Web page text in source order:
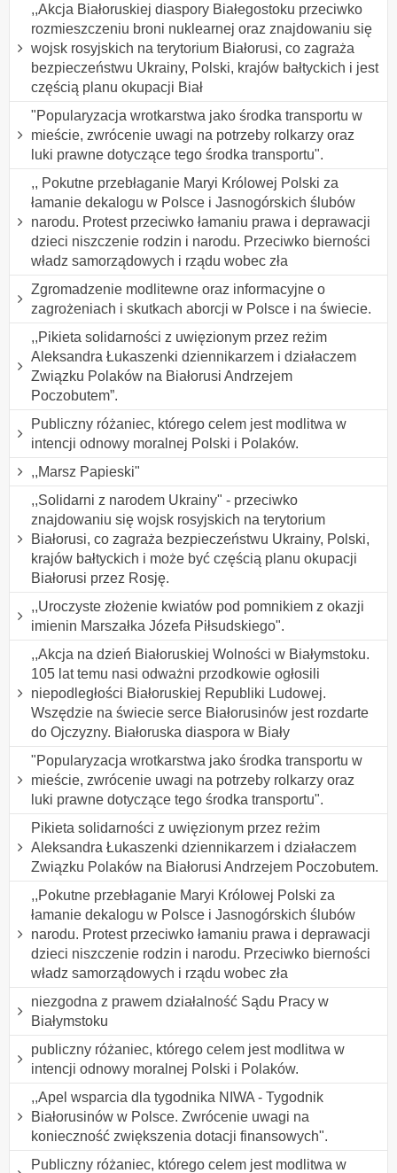
,,Akcja Białoruskiej diaspory Białegostoku przeciwko
rozmieszczeniu broni nuklearnej oraz znajdowaniu się
wojsk rosyjskich na terytorium Białorusi, co zagraża
bezpieczeństwu Ukrainy, Polski, krajów bałtyckich i jest
częścią planu okupacji Biał
"Popularyzacja wrotkarstwa jako środka transportu w
mieście, zwrócenie uwagi na potrzeby rolkarzy oraz
luki prawne dotyczące tego środka transportu".
,, Pokutne przebłaganie Maryi Królowej Polski za
łamanie dekalogu w Polsce i Jasnogórskich ślubów
narodu. Protest przeciwko łamaniu prawa i deprawacji
dzieci niszczenie rodzin i narodu. Przeciwko bierności
władz samorządowych i rządu wobec zła
Zgromadzenie modlitewne oraz informacyjne o
zagrożeniach i skutkach aborcji w Polsce i na świecie.
,,Pikieta solidarności z uwięzionym przez reżim
Aleksandra Łukaszenki dziennikarzem i działaczem
Związku Polaków na Białorusi Andrzejem
Poczobutem”.
Publiczny różaniec, którego celem jest modlitwa w
intencji odnowy moralnej Polski i Polaków.
,,Marsz Papieski"
,,Solidarni z narodem Ukrainy" - przeciwko
znajdowaniu się wojsk rosyjskich na terytorium
Białorusi, co zagraża bezpieczeństwu Ukrainy, Polski,
krajów bałtyckich i może być częścią planu okupacji
Białorusi przez Rosję.
,,Uroczyste złożenie kwiatów pod pomnikiem z okazji
imienin Marszałka Józefa Piłsudskiego".
,,Akcja na dzień Białoruskiej Wolności w Białymstoku.
105 lat temu nasi odważni przodkowie ogłosili
niepodległości Białoruskiej Republiki Ludowej.
Wszędzie na świecie serce Białorusinów jest rozdarte
do Ojczyzny. Białoruska diaspora w Biały
"Popularyzacja wrotkarstwa jako środka transportu w
mieście, zwrócenie uwagi na potrzeby rolkarzy oraz
luki prawne dotyczące tego środka transportu".
Pikieta solidarności z uwięzionym przez reżim
Aleksandra Łukaszenki dziennikarzem i działaczem
Związku Polaków na Białorusi Andrzejem Poczobutem.
,,Pokutne przebłaganie Maryi Królowej Polski za
łamanie dekalogu w Polsce i Jasnogórskich ślubów
narodu. Protest przeciwko łamaniu prawa i deprawacji
dzieci niszczenie rodzin i narodu. Przeciwko bierności
władz samorządowych i rządu wobec zła
niezgodna z prawem działalność Sądu Pracy w
Białymstoku
publiczny różaniec, którego celem jest modlitwa w
intencji odnowy moralnej Polski i Polaków.
,,Apel wsparcia dla tygodnika NIWA - Tygodnik
Białorusinów w Polsce. Zwrócenie uwagi na
konieczność zwiększenia dotacji finansowych".
Publiczny różaniec, którego celem jest modlitwa w